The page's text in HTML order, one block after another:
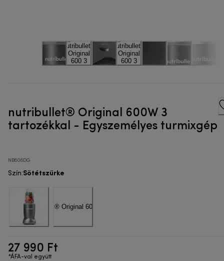
nutribullet® Original 600W 3
tartozékkal - Egyszemélyes turmixgép
NB606DG
Szín:Sötétszürke
27 990 Ft
*ÁFA-val együtt